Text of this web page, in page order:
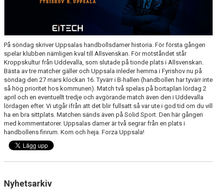
På söndag skriver Uppsalas handbollsdamer historia. För första gången
spelar klubben nämligen kval till Allsvenskan. För motståndet står
Kroppskultur från Uddevalla, som slutade på tionde plats i Allsvenskan.
Bästa av tre matcher gäller och Uppsala inleder hemma i Fyrishov nu på
söndag den 27 mars klockan 16. Tyvärr i B-hallen (handbollen har tyvärr inte
så hög prioritet hos kommunen). Match två spelas på bortaplan lördag 2
april och en eventuellt tredje och avgörande match även den i Uddevalla
lördagen efter. Vi utgår ifrån att det blir fullsatt så var ute i god tid om du vill
ha en bra sittplats. Matchen sänds även på Solid Sport. Den här gången
med kommentatorer. Uppsalas damer är två segrar från en plats i
handbollens finrum. Kom och heja. Forza Uppsala!
Nyhetsarkiv